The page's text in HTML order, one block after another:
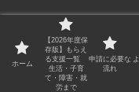
申請に必要な流れ
おすすめリンク集
プライバシーポリシー
ホーム
【2026年度保
存版】もらえ
る支援一覧
生活・子育
て・障害・就
労まで
申請に必要な
流れ